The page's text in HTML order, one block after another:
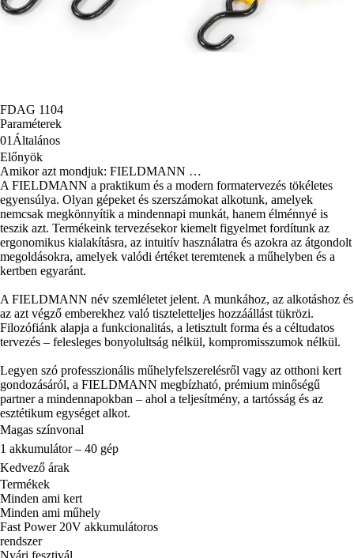
FDAG 1104
Paraméterek
01 Általános
Előnyök
Amikor azt mondjuk: FIELDMANN …
A FIELDMANN a praktikum és a modern formatervezés tökéletes
egyensúlya. Olyan gépeket és szerszámokat alkotunk, amelyek
nemcsak megkönnyítik a mindennapi munkát, hanem élménnyé is
teszik azt. Termékeink tervezésekor kiemelt figyelmet fordítunk az
ergonomikus kialakításra, az intuitív használatra és azokra az átgondolt
megoldásokra, amelyek valódi értéket teremtenek a műhelyben és a
kertben egyaránt.
A FIELDMANN név szemléletet jelent. A munkához, az alkotáshoz és
az azt végző emberekhez való tiszteletteljes hozzáállást tükrözi.
Filozófiánk alapja a funkcionalitás, a letisztult forma és a céltudatos
tervezés – felesleges bonyolultság nélkül, kompromisszumok nélkül.
Legyen szó professzionális műhelyfelszerelésről vagy az otthoni kert
gondozásáról, a FIELDMANN megbízható, prémium minőségű
partner a mindennapokban – ahol a teljesítmény, a tartósság és az
esztétikum egységet alkot.
Magas színvonal
1 akkumulátor – 40 gép
Kedvező árak
Termékek
Minden ami kert
Minden ami műhely
Fast Power 20V akkumulátoros
rendszer
Nyári fesztivál